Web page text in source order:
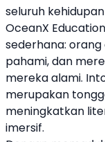
seluruh
OceanX
sederhana:
pahami, dan
mereka alami.
merupakan
meningkatkan
imersif.